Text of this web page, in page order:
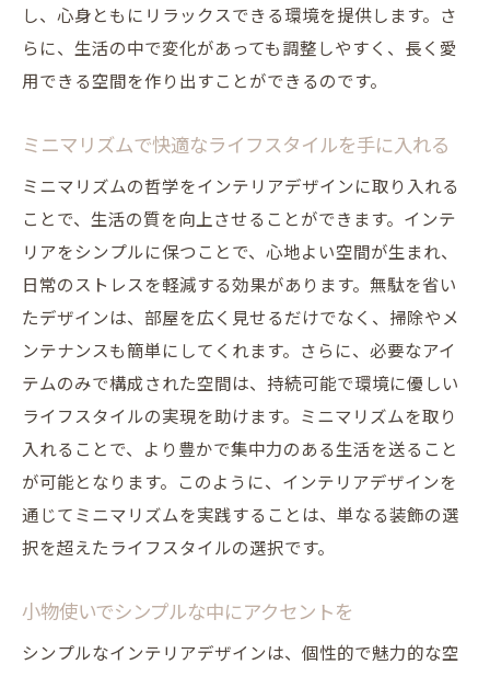
し、心身ともにリラックスできる環境を提供します。さ
らに、生活の中で変化があっても調整しやすく、長く愛
用できる空間を作り出すことができるのです。
ミニマリズムで快適なライフスタイルを手に入れる
ミニマリズムの哲学をインテリアデザインに取り入れる
ことで、生活の質を向上させることができます。インテ
リアをシンプルに保つことで、心地よい空間が生まれ、
日常のストレスを軽減する効果があります。無駄を省い
たデザインは、部屋を広く見せるだけでなく、掃除やメ
ンテナンスも簡単にしてくれます。さらに、必要なアイ
テムのみで構成された空間は、持続可能で環境に優しい
ライフスタイルの実現を助けます。ミニマリズムを取り
入れることで、より豊かで集中力のある生活を送ること
が可能となります。このように、インテリアデザインを
通じてミニマリズムを実践することは、単なる装飾の選
択を超えたライフスタイルの選択です。
小物使いでシンプルな中にアクセントを
シンプルなインテリアデザインは、個性的で魅力的な空